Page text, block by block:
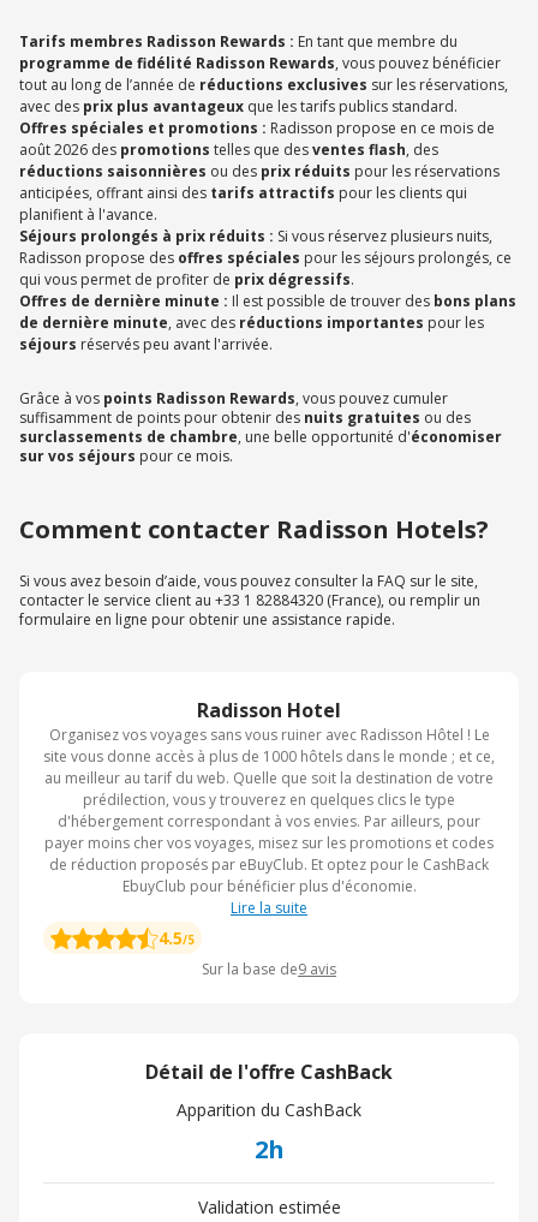
Radisson Hotel
Organisez vos voyages sans vous ruiner avec Radisson Hôtel ! Le
site vous donne accès à plus de 1000 hôtels dans le monde ; et ce,
au meilleur au tarif du web. Quelle que soit la destination de votre
prédilection, vous y trouverez en quelques clics le type
d'hébergement correspondant à vos envies. Par ailleurs, pour
payer moins cher vos voyages, misez sur les promotions et codes
de réduction proposés par eBuyClub. Et optez pour le CashBack
EbuyClub pour bénéficier plus d'économie.
Lire la suite
4.5/5
Sur la base de9 avis
Détail de l'offre CashBack
Apparition du CashBack
2h
Validation estimée
Tarifs membres Radisson Rewards : En tant que membre du
programme de fidélité Radisson Rewards, vous pouvez bénéficier
tout au long de l’année de réductions exclusives sur les réservations,
avec des prix plus avantageux que les tarifs publics standard.
Offres spéciales et promotions : Radisson propose en ce mois de
août 2026 des promotions telles que desventes flash, des
réductions saisonnières ou des prix réduits pour les réservations
anticipées, offrant ainsi des tarifs attractifs pour les clients qui
planifient à l'avance.
Séjours prolongés à prix réduits : Si vous réservez plusieurs nuits,
Radisson propose des offres spéciales pour les séjours prolongés, ce
qui vous permet de profiter de prix dégressifs.
Offres de dernière minute : Il est possible de trouver des bons plans
de dernière minute, avec des réductions importantes pour les
séjours réservés peu avant l'arrivée.
Grâce à vos points Radisson Rewards, vous pouvez cumuler
suffisamment de points pour obtenir des nuits gratuites ou des
surclassements de chambre, une belle opportunité d'économiser
sur vos séjours pour ce mois.
Comment contacter Radisson Hotels?
Si vous avez besoin d’aide, vous pouvez consulter la FAQ sur le site,
contacter le service client au +33 1 82884320 (France), ou remplir un
formulaire en ligne pour obtenir une assistance rapide.